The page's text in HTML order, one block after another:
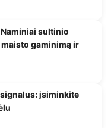
sultinio
gaminimą ir
įsiminkite